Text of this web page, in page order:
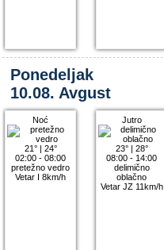
Ponedeljak
10.08. Avgust
Noć
21°| 24°
02:00 - 08:00
pretežno vedro
Vetar I 8km/h
Jutro
23°| 28°
08:00 - 14:00
delimično
oblačno
Vetar JZ 11km/h